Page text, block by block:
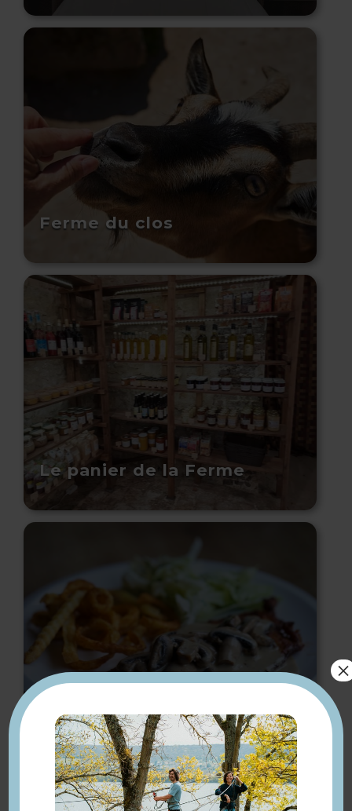
Ferme du clos
Le panier de la Ferme
La Vallée Restaurant
×